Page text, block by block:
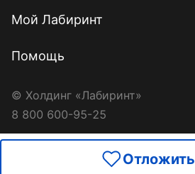
Отложить
Мой Лабиринт
Помощь
© Холдинг «Лабиринт»
8 800 600-95-25